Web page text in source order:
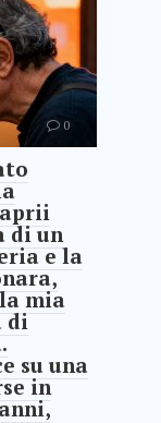
0
di un
e la
mia
di
su una
in